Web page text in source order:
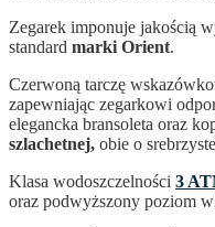
Zegarek imponuje jakością
standard marki Orient.
Czerwoną tarczę
zapewniając zegarkowi
elegancka bransoleta oraz
szlachetnej, obie o
Klasa wodoszczelności 3
oraz podwyższony poziom